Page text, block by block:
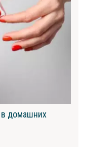
в домашних